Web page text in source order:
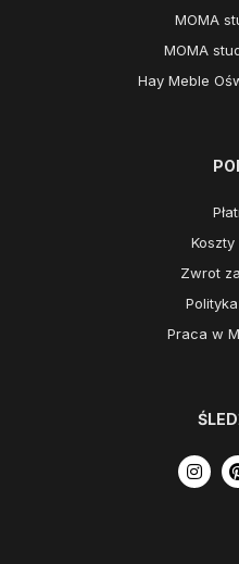
MOMA
MOMA
Hay Meble
Zwrot
Praca w